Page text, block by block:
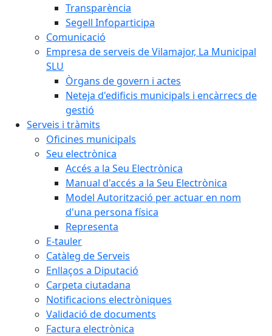
Transparència
Segell Infoparticipa
Comunicació
Empresa de serveis de Vilamajor, La Municipal
SLU
Òrgans de govern i actes
Neteja d'edificis municipals i encàrrecs de
gestió
Serveis i tràmits
Oficines municipals
Seu electrònica
Accés a la Seu Electrònica
Manual d'accés a la Seu Electrònica
Model Autorització per actuar en nom
d'una persona física
Representa
E-tauler
Catàleg de Serveis
Enllaços a Diputació
Carpeta ciutadana
Notificacions electròniques
Validació de documents
Factura electrònica